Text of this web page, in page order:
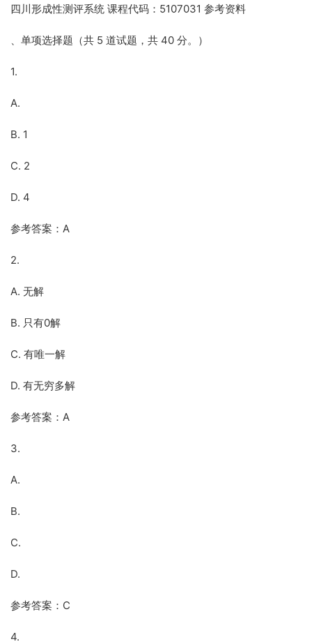
四川形成性测评系统 课程代码：5107031 参考资料
、单项选择题（共 5 道试题，共 40 分。）
1.
A.
B. 1
C. 2
D. 4
参考答案：A
2.
A. 无解
B. 只有0解
C. 有唯一解
D. 有无穷多解
参考答案：A
3.
A.
B.
C.
D.
参考答案：C
4.